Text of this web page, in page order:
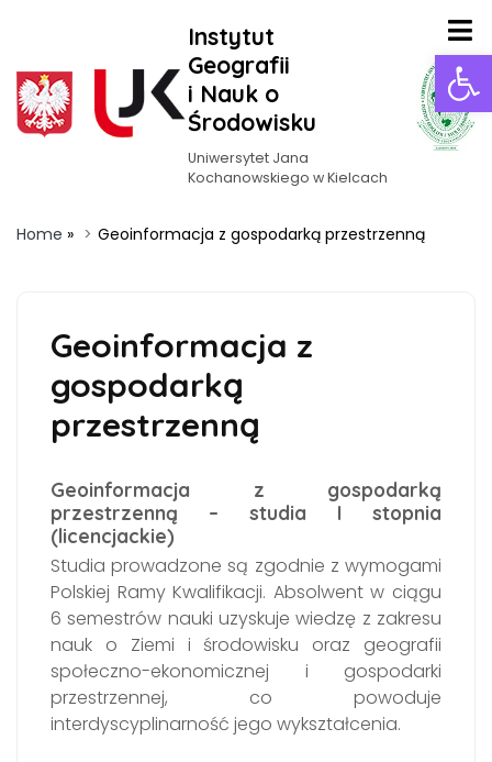
Instytut
Geografii
i Nauk o
Środowisku
Uniwersytet Jana
Kochanowskiego w Kielcach
Home » Geoinformacja z gospodarką przestrzenną
Geoinformacja z
gospodarką
przestrzenną
Geoinformacja z gospodarką
przestrzenną – studia I stopnia
(licencjackie)
Studia prowadzone są zgodnie z wymogami
Polskiej Ramy Kwalifikacji. Absolwent w ciągu
6 semestrów nauki uzyskuje wiedzę z zakresu
nauk o Ziemi i środowisku oraz geografii
społeczno-ekonomicznej i gospodarki
przestrzennej, co powoduje
interdyscyplinarność jego wykształcenia.